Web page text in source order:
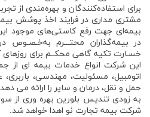
برای استفاده‌کنندگان و بهره‌مندی از
مشتری مداری در فرایند اخذ پوشش
بیمه‌ای جهت رفع کاستی‌های موجود این
در بیمه‌گذاران محتـــرم به‌خـصـوص
خسـارت تکیه گاهی محکــم برای روزهای
این شركت انواع خدمات بیمه ای از
اتومبیل، مسئولیت، مهندسی، باربری،
حمل و نقل، درمان و سایر را ارائه می
به زودی تندیس بلورین بهره وری از
شرکت بیمه تجارت نو اهدا خواهد شد.